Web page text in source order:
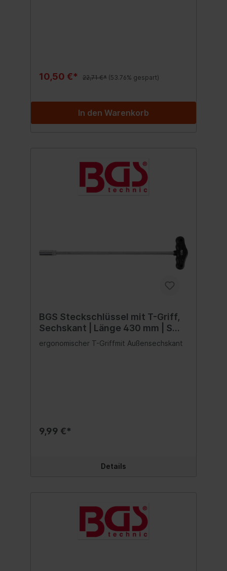
10,50 €* 22,71 €* (53.76% gespart)
In den Warenkorb
BGS Steckschlüssel mit T-Griff,
Sechskant | Länge 430 mm | SW
ergonomischer T-Griffmit Außensechskant
9,99 €*
Details